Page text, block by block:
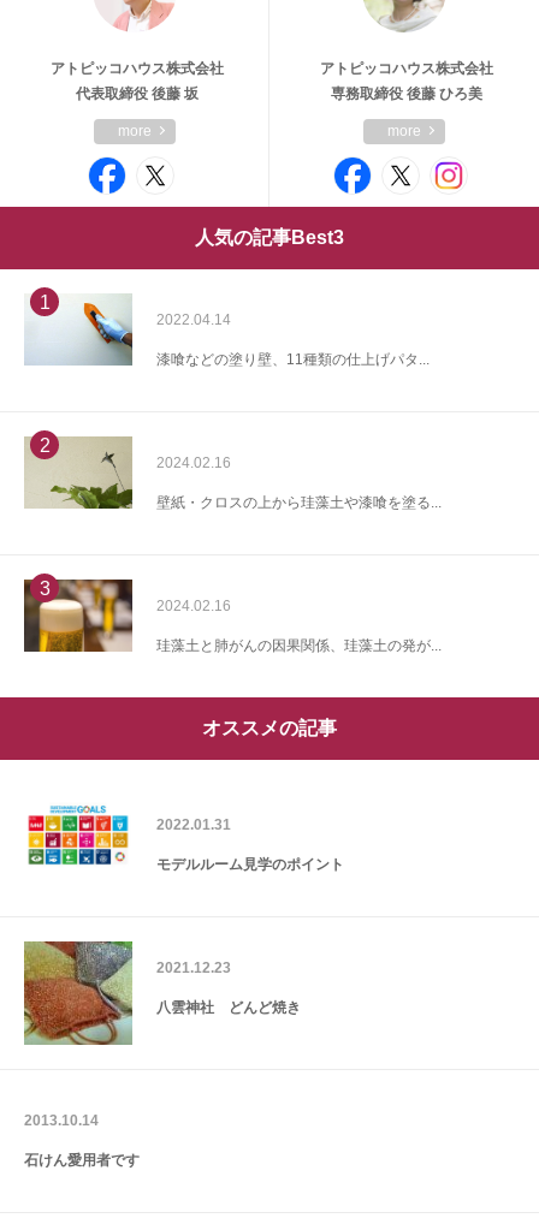
アトピッコハウス株式会社
代表取締役 後藤 坂
more
アトピッコハウス株式会社
専務取締役 後藤 ひろ美
more
人気の記事Best3
1
2022.04.14
漆喰などの塗り壁、11種類の仕上げパタ...
2
2024.02.16
壁紙・クロスの上から珪藻土や漆喰を塗る...
3
2024.02.16
珪藻土と肺がんの因果関係、珪藻土の発が...
オススメの記事
2022.01.31
モデルルーム見学のポイント
2021.12.23
八雲神社 どんど焼き
2013.10.14
石けん愛用者です